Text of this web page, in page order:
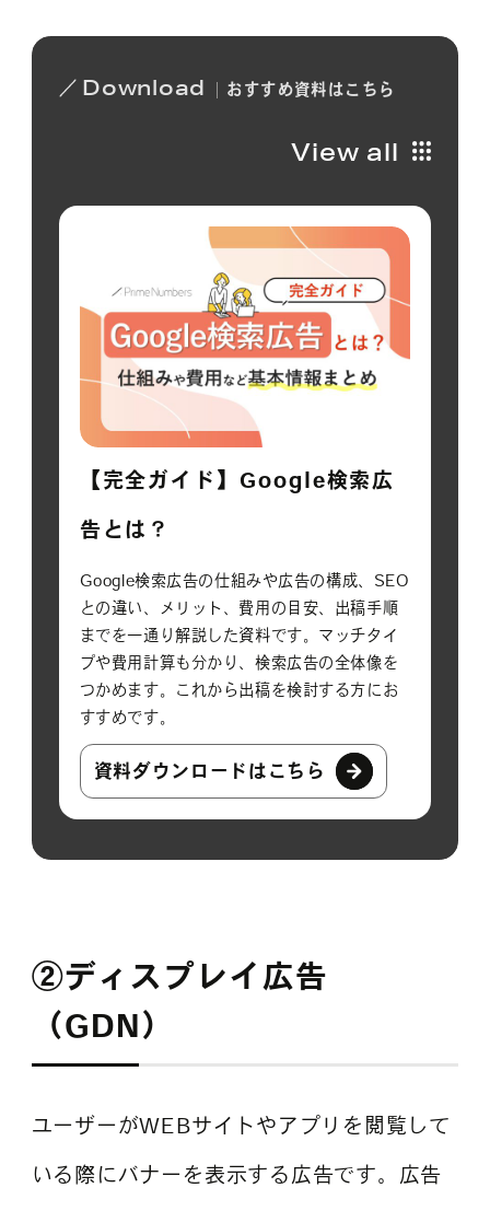
Download おすすめ資料は こちら
View all
【完全ガイド】Google検索広
告とは？
Google検索広告の仕組みや広告の構成、SEO
との違い、メリット、費用の目安、出稿手順
までを一通り解説した資料です。マッチタイ
プや費用計算も分かり、検索広告の全体像を
つかめます。これから出稿を検討する方にお
すすめです。
資料ダウンロードはこちら
②ディスプレイ広告
（GDN）
ユーザーがWEBサイトやアプリを閲覧して
いる際にバナーを表示する広告です。広告